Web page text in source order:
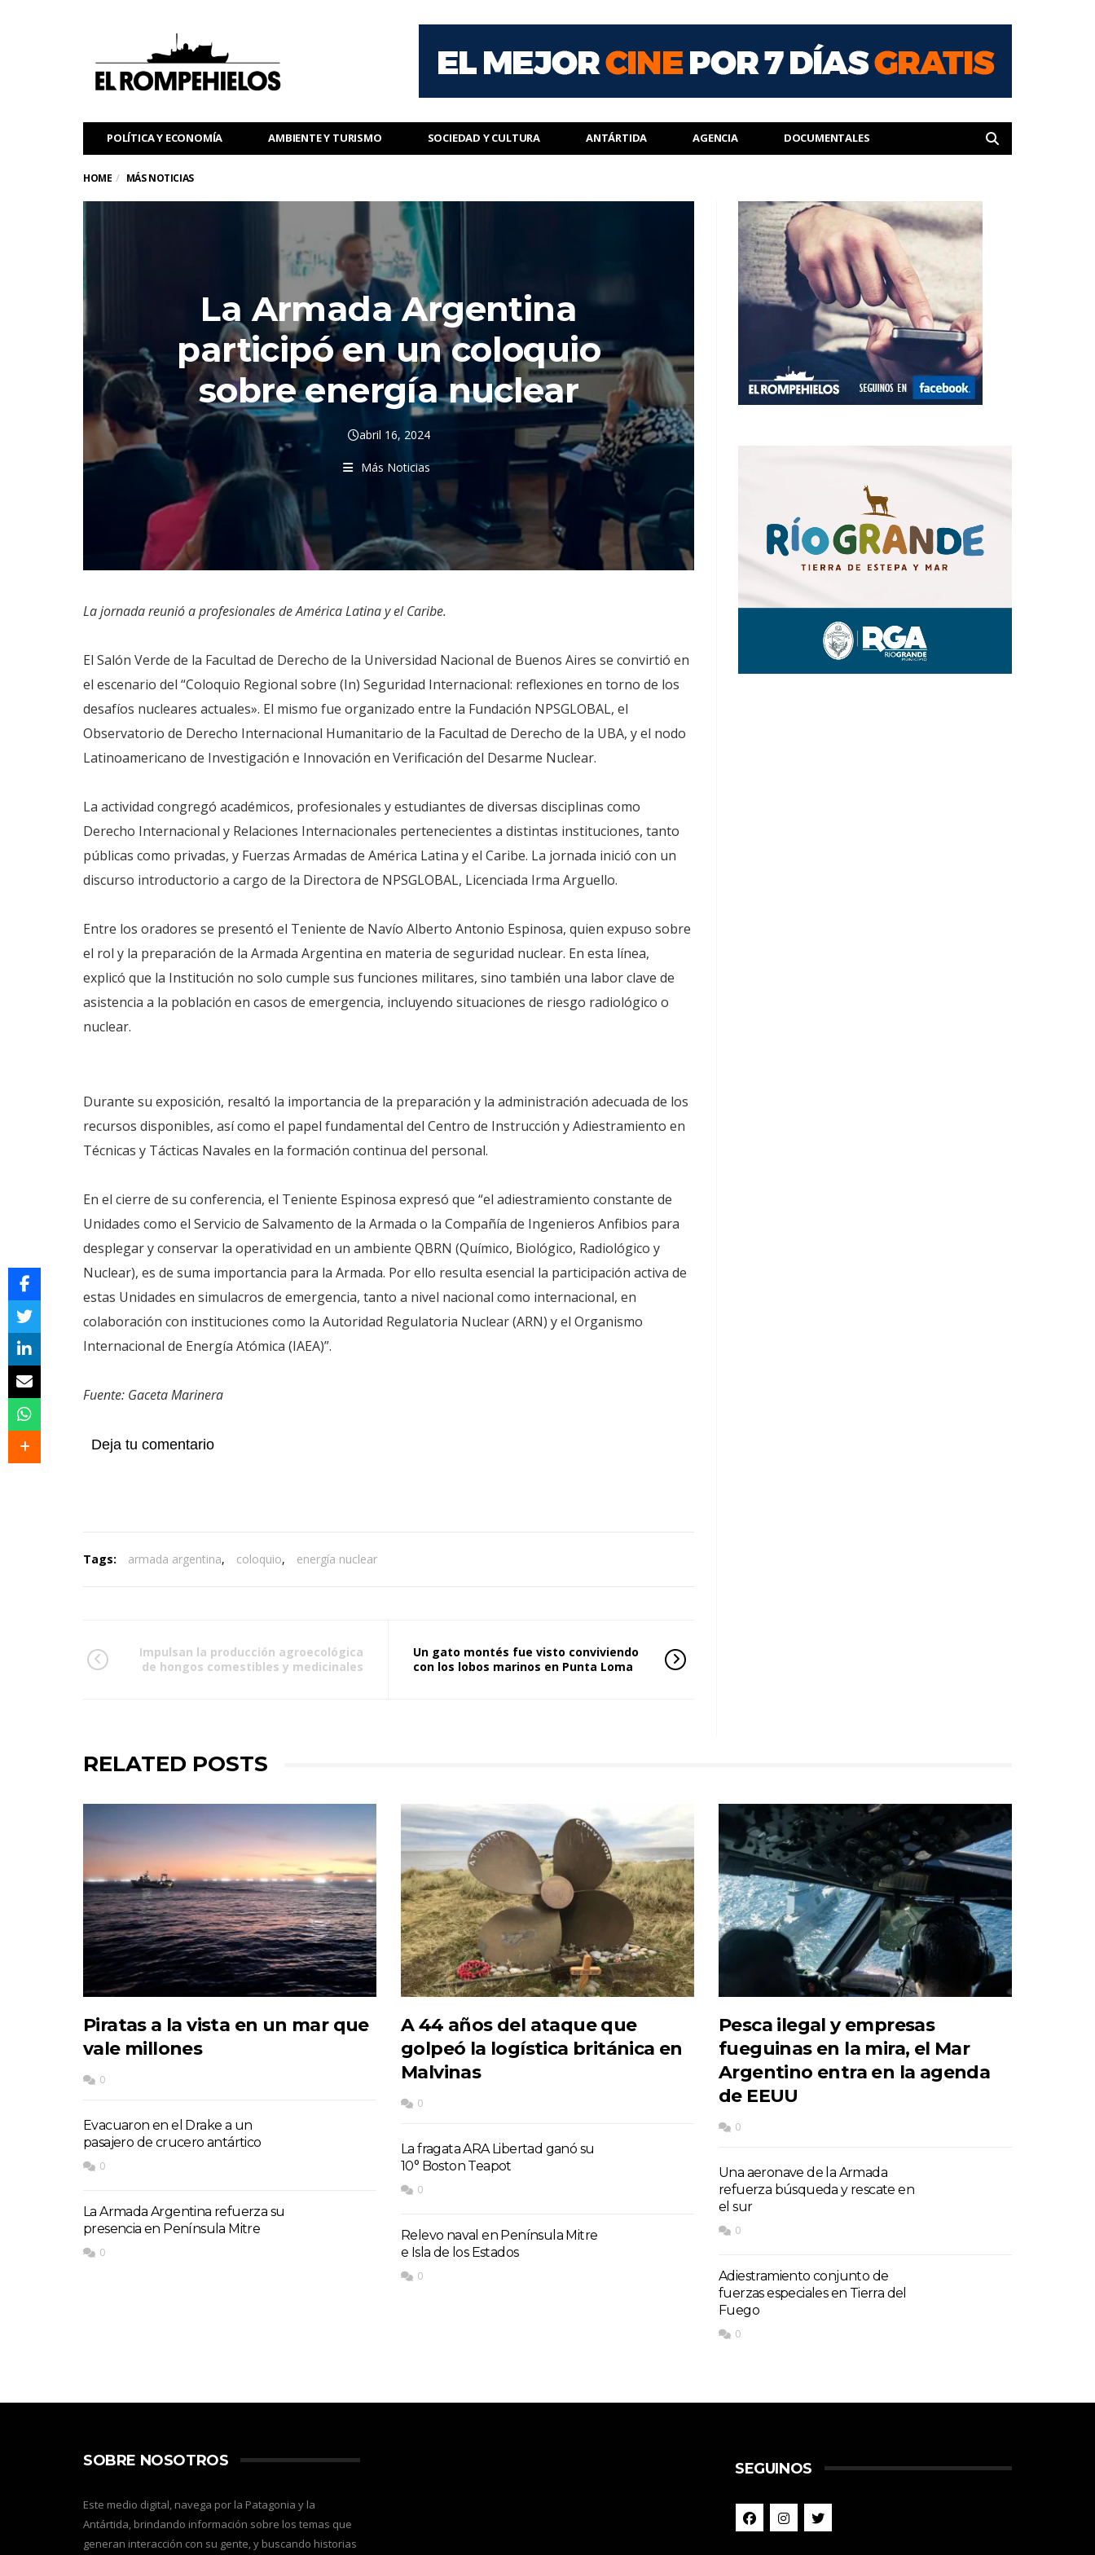
POLÍTICA Y ECONOMÍA AMBIENTE Y TURISMO SOCIEDAD Y CULTURA ANTÁRTIDA AGENCIA DOCUMENTALES
HOME MÁS NOTICIAS
La Armada Argentina
participó en un coloquio
sobre energía nuclear
abril 16, 2024
Más Noticias
La jornada reunió a profesionales de América Latina y el Caribe.
El Salón Verde de la Facultad de Derecho de la Universidad Nacional de Buenos Aires se convirtió en
el escenario del “Coloquio Regional sobre (In) Seguridad Internacional: reflexiones en torno de los
desafíos nucleares actuales». El mismo fue organizado entre la Fundación NPSGLOBAL, el
Observatorio de Derecho Internacional Humanitario de la Facultad de Derecho de la UBA, y el nodo
Latinoamericano de Investigación e Innovación en Verificación del Desarme Nuclear.
La actividad congregó académicos, profesionales y estudiantes de diversas disciplinas como
Derecho Internacional y Relaciones Internacionales pertenecientes a distintas instituciones, tanto
públicas como privadas, y Fuerzas Armadas de América Latina y el Caribe. La jornada inició con un
discurso introductorio a cargo de la Directora de NPSGLOBAL, Licenciada Irma Arguello.
Entre los oradores se presentó el Teniente de Navío Alberto Antonio Espinosa, quien expuso sobre
el rol y la preparación de la Armada Argentina en materia de seguridad nuclear. En esta línea,
explicó que la Institución no solo cumple sus funciones militares, sino también una labor clave de
asistencia a la población en casos de emergencia, incluyendo situaciones de riesgo radiológico o
nuclear.
Durante su exposición, resaltó la importancia de la preparación y la administración adecuada de los
recursos disponibles, así como el papel fundamental del Centro de Instrucción y Adiestramiento en
Técnicas y Tácticas Navales en la formación continua del personal.
En el cierre de su conferencia, el Teniente Espinosa expresó que “el adiestramiento constante de
Unidades como el Servicio de Salvamento de la Armada o la Compañía de Ingenieros Anfibios para
desplegar y conservar la operatividad en un ambiente QBRN (Químico, Biológico, Radiológico y
Nuclear), es de suma importancia para la Armada. Por ello resulta esencial la participación activa de
estas Unidades en simulacros de emergencia, tanto a nivel nacional como internacional, en
colaboración con instituciones como la Autoridad Regulatoria Nuclear (ARN) y el Organismo
Internacional de Energía Atómica (IAEA)”.
Fuente: Gaceta Marinera
Deja tu comentario
Tags: armada argentina, coloquio, energía nuclear
Impulsan la producción agroecológica
de hongos comestibles y medicinales
Un gato montés fue visto conviviendo
con los lobos marinos en Punta Loma
RELATED POSTS
Piratas a la vista en un mar que
vale millones
0
Evacuaron en el Drake a un
pasajero de crucero antártico
0
La Armada Argentina refuerza su
presencia en Península Mitre
0
A 44 años del ataque que
golpeó la logística británica en
Malvinas
0
La fragata ARA Libertad ganó su
10° Boston Teapot
0
Relevo naval en Península Mitre
e Isla de los Estados
0
Pesca ilegal y empresas
fueguinas en la mira, el Mar
Argentino entra en la agenda
de EEUU
0
Una aeronave de la Armada
refuerza búsqueda y rescate en
el sur
0
Adiestramiento conjunto de
fuerzas especiales en Tierra del
Fuego
0
SOBRE NOSOTROS
Este medio digital, navega por la Patagonia y la
Antártida, brindando información sobre los temas que
generan interacción con su gente, y buscando historias
SEGUINOS